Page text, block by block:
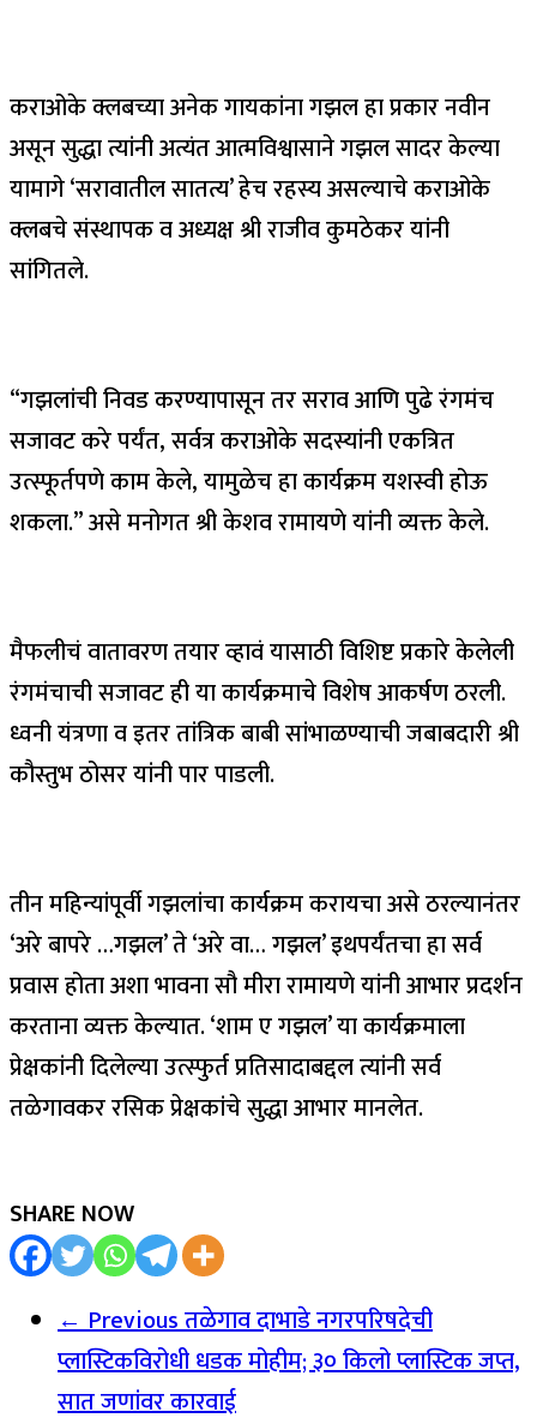
कराओके क्लबच्या अनेक गायकांना गझल हा प्रकार नवीन
असून सुद्धा त्यांनी अत्यंत आत्मविश्वासाने गझल सादर केल्या
यामागे ‘सरावातील सातत्य’ हेच रहस्य असल्याचे कराओके
क्लबचे संस्थापक व अध्यक्ष श्री राजीव कुमठेकर यांनी
सांगितले.
“गझलांची निवड करण्यापासून तर सराव आणि पुढे रंगमंच
सजावट करे पर्यंत, सर्वत्र कराओके सदस्यांनी एकत्रित
उत्स्फूर्तपणे काम केले, यामुळेच हा कार्यक्रम यशस्वी होऊ
शकला.” असे मनोगत श्री केशव रामायणे यांनी व्यक्त केले.
मैफलीचं वातावरण तयार व्हावं यासाठी विशिष्ट प्रकारे केलेली
रंगमंचाची सजावट ही या कार्यक्रमाचे विशेष आकर्षण ठरली.
ध्वनी यंत्रणा व इतर तांत्रिक बाबी सांभाळण्याची जबाबदारी श्री
कौस्तुभ ठोसर यांनी पार पाडली.
तीन महिन्यांपूर्वी गझलांचा कार्यक्रम करायचा असे ठरल्यानंतर
‘अरे बापरे …गझल’ ते ‘अरे वा… गझल’ इथपर्यंतचा हा सर्व
प्रवास होता अशा भावना सौ मीरा रामायणे यांनी आभार प्रदर्शन
करताना व्यक्त केल्यात. ‘शाम ए गझल’ या कार्यक्रमाला
प्रेक्षकांनी दिलेल्या उत्स्फुर्त प्रतिसादाबद्दल त्यांनी सर्व
तळेगावकर रसिक प्रेक्षकांचे सुद्धा आभार मानलेत.
SHARE NOW
← Previousतळेगाव दाभाडे नगरपरिषदेची
प्लास्टिकविरोधी धडक मोहीम; ३० किलो प्लास्टिक जप्त,
सात जणांवर कारवाई